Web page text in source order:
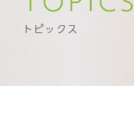
トピックス